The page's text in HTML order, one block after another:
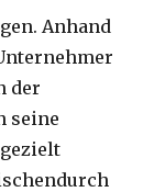
Anhand
der
seine